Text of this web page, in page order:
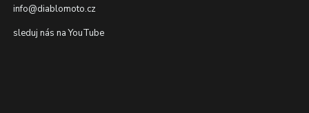
info@diablomoto.cz
sleduj nás na YouTube